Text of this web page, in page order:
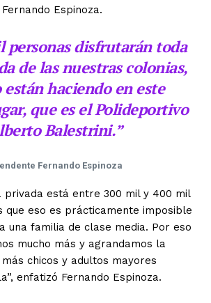
Espinoza.
personas disfrutarán toda
de las nuestras colonias,
haciendo en este
que es el Polideportivo
Balestrini.”
Fernando Espinoza
privada está entre 300 mil y 400 mil
que eso es prácticamente imposible
una familia de clase media. Por eso
mucho más y agrandamos la
chicos y adultos mayores
enfatizó Fernando Espinoza.